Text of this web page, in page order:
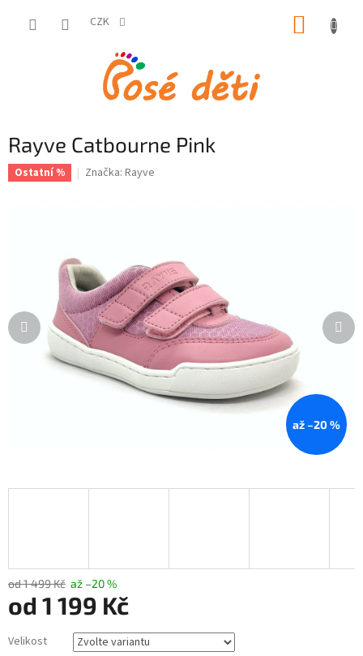
CZK
Rayve Catbourne Pink
Ostatní % Značka: Rayve
až –20 %
od 1 499 Kč až –20 %
od 1 199 Kč
cena:
Velikost